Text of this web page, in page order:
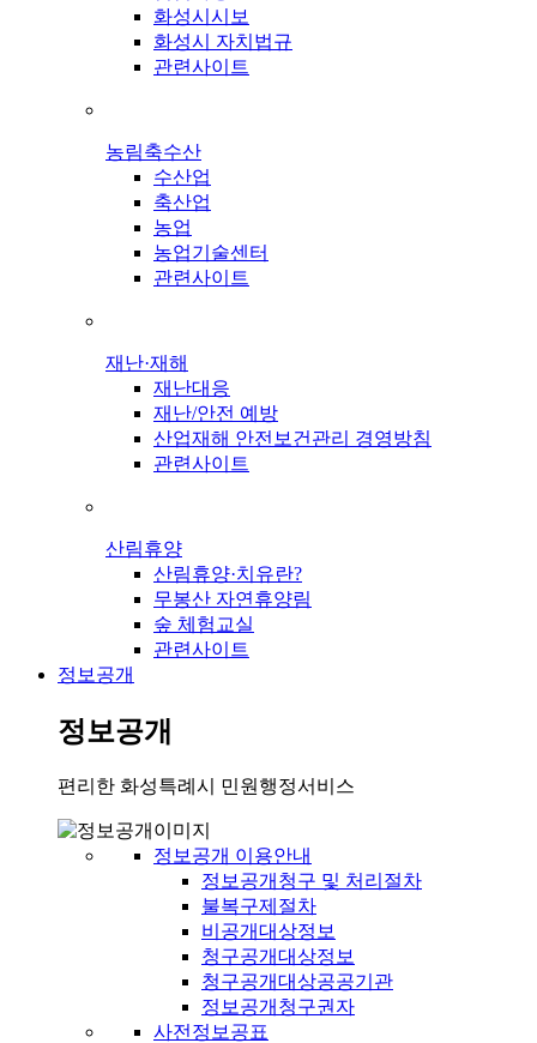
화성시시보
화성시 자치법규
관련사이트
농림축수산
수산업
축산업
농업
농업기술센터
관련사이트
재난·재해
재난대응
재난/안전 예방
산업재해 안전보건관리 경영방침
관련사이트
산림휴양
산림휴양·치유란?
무봉산 자연휴양림
숲 체험교실
관련사이트
정보공개
정보공개
편리한 화성특례시 민원행정서비스
정보공개 이용안내
정보공개청구 및 처리절차
불복구제절차
비공개대상정보
청구공개대상정보
청구공개대상공공기관
정보공개청구권자
사전정보공표